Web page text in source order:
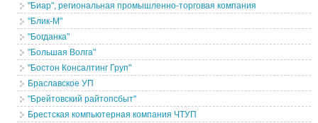
"Биар", региональная промышленно-торговая компания
"Блик-М"
"Богданка"
"Большая Волга"
"Бостон Консалтинг Груп"
Браславское УП
"Брейтовский райтопсбыт"
Брестская компьютерная компания ЧТУП